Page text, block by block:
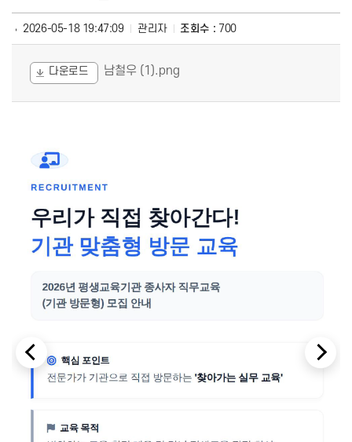
2026-05-18 19:47:09 관리자 조회수 : 700
다운로드 남철우 (1).png